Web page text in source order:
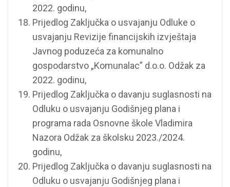
2022. godinu,
Prijedlog Zaključka o usvajanju Odluke o
usvajanju Revizije financijskih izvještaja
Javnog poduzeća za komunalno
gospodarstvo „Komunalac” d.o.o. Odžak za
2022. godinu,
Prijedlog Zaključka o davanju suglasnosti na
Odluku o usvajanju Godišnjeg plana i
programa rada Osnovne škole Vladimira
Nazora Odžak za školsku 2023./2024.
godinu,
Prijedlog Zaključka o davanju suglasnosti na
Odluku o usvajanju Godišnjeg plana i